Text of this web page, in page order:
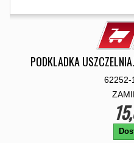
PODKLADKA
62252-